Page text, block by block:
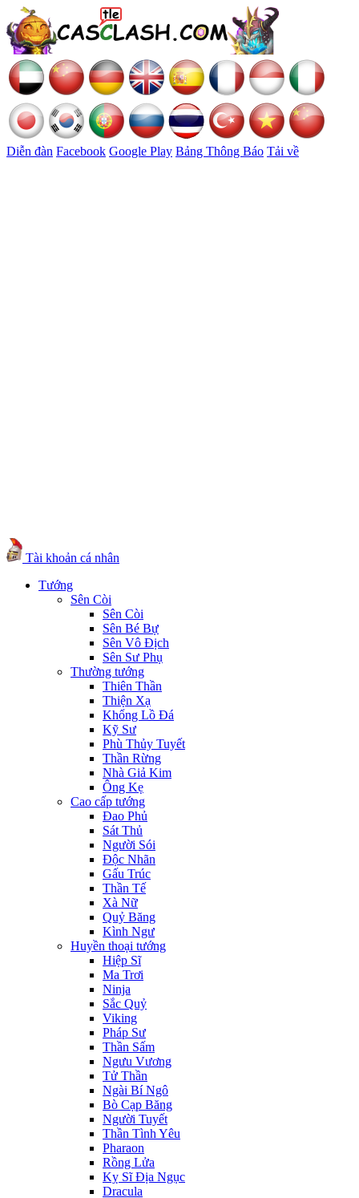
Diễn đàn Facebook Google Play Bảng Thông Báo Tải về
Tài khoản cá nhân
Tướng
Sên Còi
Sên Còi
Sên Bé Bự
Sên Vô Địch
Sên Sư Phụ
Thường tướng
Thiên Thần
Thiện Xạ
Khổng Lồ Đá
Kỹ Sư
Phù Thủy Tuyết
Thần Rừng
Nhà Giả Kim
Ông Kẹ
Cao cấp tướng
Đao Phủ
Sát Thủ
Người Sói
Độc Nhãn
Gấu Trúc
Thần Tế
Xà Nữ
Quỷ Băng
Kình Ngư
Huyền thoại tướng
Hiệp Sĩ
Ma Trơi
Ninja
Sắc Quỷ
Viking
Pháp Sư
Thần Sấm
Ngưu Vương
Tử Thần
Ngài Bí Ngô
Bò Cạp Băng
Người Tuyết
Thần Tình Yêu
Pharaon
Rồng Lửa
Kỵ Sĩ Địa Ngục
Dracula